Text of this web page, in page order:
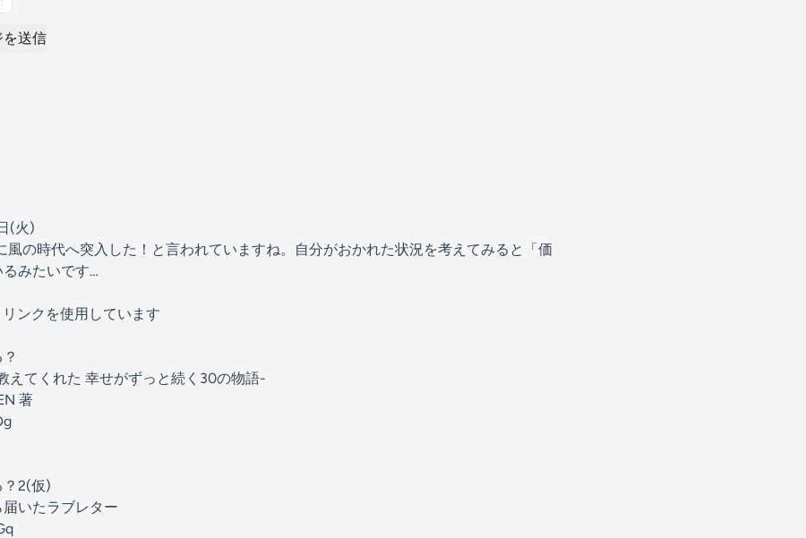
を送信
(火)
の時代へ突入した！と言われていますね。自分がおかれた状況を考えてみると「価
みたいです…
ンクを使用しています
えてくれた 幸せがずっと続く30の物語-
著
？2(仮)
いたラブレター